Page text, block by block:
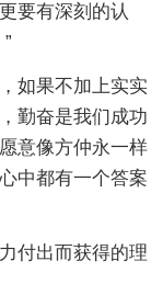
要有深刻的认
如果不加上实实
勤奋是我们成功
意像方仲永一样
中都有一个答案
付出而获得的理